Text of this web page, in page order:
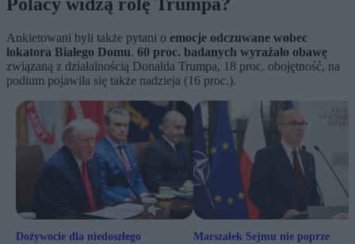
Polacy widzą rolę Trumpa?
Ankietowani byli także pytani o emocje odczuwane wobec
lokatora Białego Domu. 60 proc. badanych wyrażało obawę
związaną z działalnością Donalda Trumpa, 18 proc. obojętność, na
podium pojawiła się także nadzieja (16 proc.).
Dożywocie dla niedoszłego
Marszałek Sejmu nie poprze